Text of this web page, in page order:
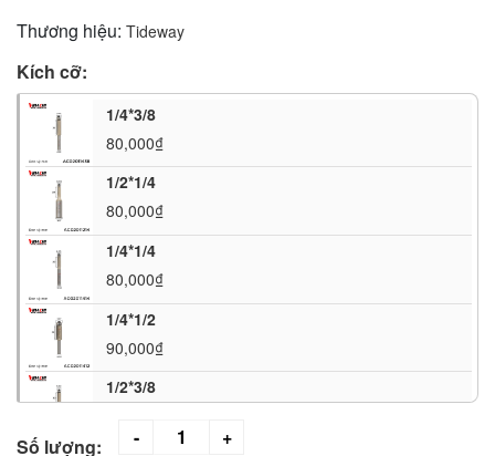
Thương hiệu: Tideway
Kích cỡ:
1/4*3/8
80,000₫
1/2*1/4
80,000₫
1/4*1/4
80,000₫
1/4*1/2
90,000₫
1/2*3/8
Số lượng: